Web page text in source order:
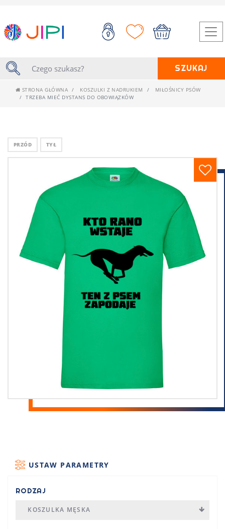
SZUKAJ
STRONA GŁÓWNA KOSZULKI Z NADRUKIEM
MIŁOŚNICY PSÓW
TRZEBA MIEĆ DYSTANS DO OBOWIĄZKÓW
PRZÓD TYŁ
USTAW PARAMETRY
RODZAJ
KOSZULKA MĘSKA